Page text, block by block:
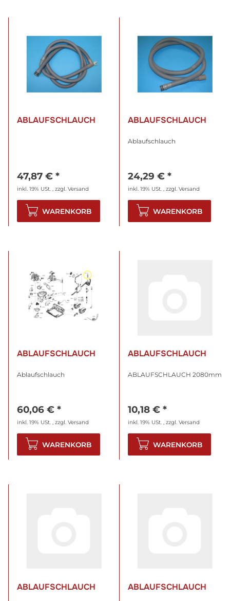
ABLAUFSCHLAUCH
47,87 € *
inkl. 19% USt. , zzgl. Versand
WARENKORB
ABLAUFSCHLAUCH
Ablaufschlauch
24,29 € *
inkl. 19% USt. , zzgl. Versand
WARENKORB
ABLAUFSCHLAUCH
Ablaufschlauch
60,06 € *
inkl. 19% USt. , zzgl. Versand
WARENKORB
ABLAUFSCHLAUCH
ABLAUFSCHLAUCH 2080mm
10,18 € *
inkl. 19% USt. , zzgl. Versand
WARENKORB
ABLAUFSCHLAUCH ABLAUFSCHLAUCH